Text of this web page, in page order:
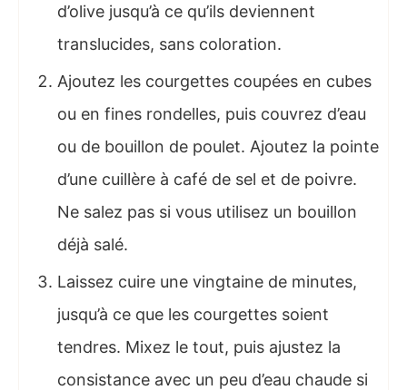
d’olive jusqu’à ce qu’ils deviennent
translucides, sans coloration.
Ajoutez les courgettes coupées en cubes
ou en fines rondelles, puis couvrez d’eau
ou de bouillon de poulet. Ajoutez la pointe
d’une cuillère à café de sel et de poivre.
Ne salez pas si vous utilisez un bouillon
déjà salé.
Laissez cuire une vingtaine de minutes,
jusqu’à ce que les courgettes soient
tendres. Mixez le tout, puis ajustez la
consistance avec un peu d’eau chaude si